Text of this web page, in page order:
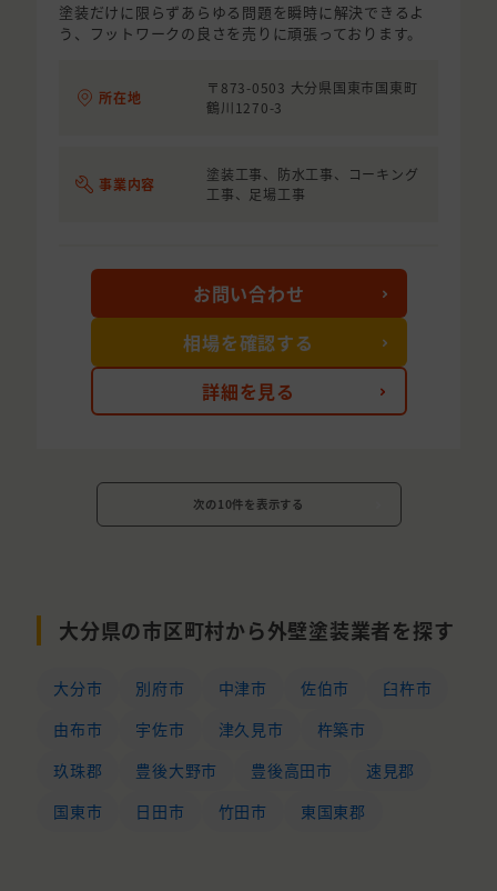
塗装だけに限らずあらゆる問題を瞬時に解決できるよ
う、フットワークの良さを売りに頑張っております。
所在地
〒873-0503 大分県国東市国東町
鶴川1270-3
事業内容
塗装工事、防水工事、コーキング
工事、足場工事
詳細を見る
お問い合わせ
相場を確認する
次の10件を表示する
大分県の市区町村から外壁塗装業者を探す
大分市 別府市 中津市 佐伯市
臼杵市
由布市
宇佐市 津久見市
杵築市
玖珠郡
豊後大野市 豊後高田市
速見郡
国東市
日田市 竹田市 東国東郡